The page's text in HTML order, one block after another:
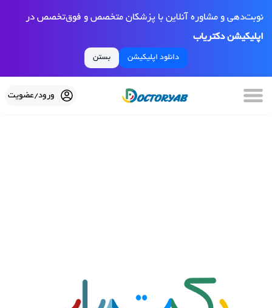
نوبت‌دهی و مشاوره آنلاین با پزشکان متخصص و فوق‌تخصص در
اپلیکیشن دکتریاب
دانلود اپلیکیشن بستن
ورود/عضویت